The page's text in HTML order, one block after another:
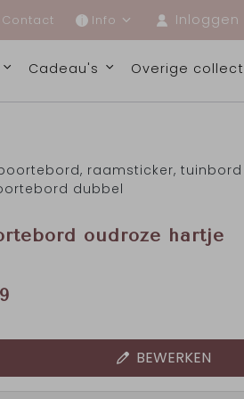
Contact Info Inloggen
Cadeau's Overige
raamsticker,
dubbel
oudroze hartje
BEWERKEN